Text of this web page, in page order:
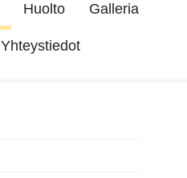
Huolto Galleria
Yhteystiedot